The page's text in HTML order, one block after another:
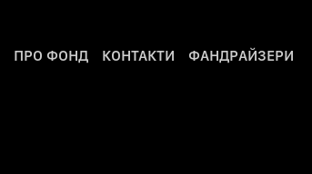
ПРО ФОНД КОНТАКТИ ФАНДРАЙЗЕРИ